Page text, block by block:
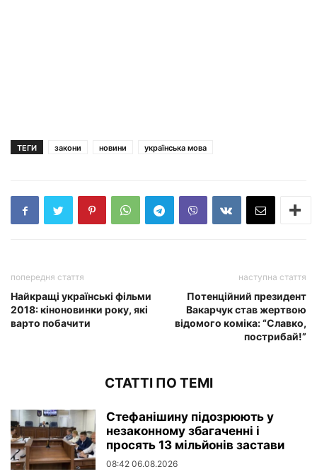
ТЕГИ закони новини українська мова
попередня стаття
Найкращі українські фільми
2018: кіноновинки року, які
варто побачити
наступна стаття
Потенційний президент
Вакарчук став жертвою
відомого коміка: “Славко,
пострибай!”
СТАТТІ ПО ТЕМІ
Стефанішину підозрюють у
незаконному збагаченні і
просять 13 мільйонів застави
08:42 06.08.2026